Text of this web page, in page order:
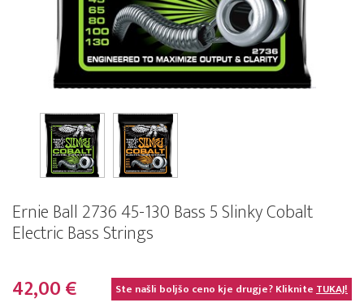
Ernie Ball 2736 45-130 Bass 5 Slinky Cobalt
Electric Bass Strings
42,00 € Ste našli boljšo ceno kje drugje? KlikniteTUKAJ!